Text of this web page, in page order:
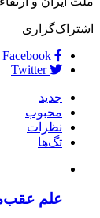
اشتراک‌گزاری
Facebook
Twitter
جدید
محبوب
نظرات
تگ‌ها
علم